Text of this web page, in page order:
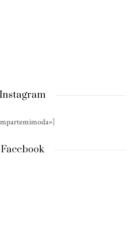
Instagram
Facebook